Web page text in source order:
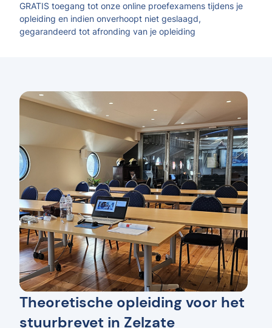
GRATIS toegang tot onze online proefexamens tijdens je
opleiding en indien onverhoopt niet geslaagd,
gegarandeerd tot afronding van je opleiding
Theoretische opleiding voor het
stuurbrevet in Zelzate